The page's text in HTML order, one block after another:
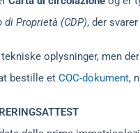
di Proprietà (CDP), der
oplysninger, men
bestille et COC-dokument,